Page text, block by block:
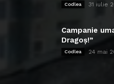
Codlea 31 iulie
Campanie
Dragoș!”
Codlea 24 mai